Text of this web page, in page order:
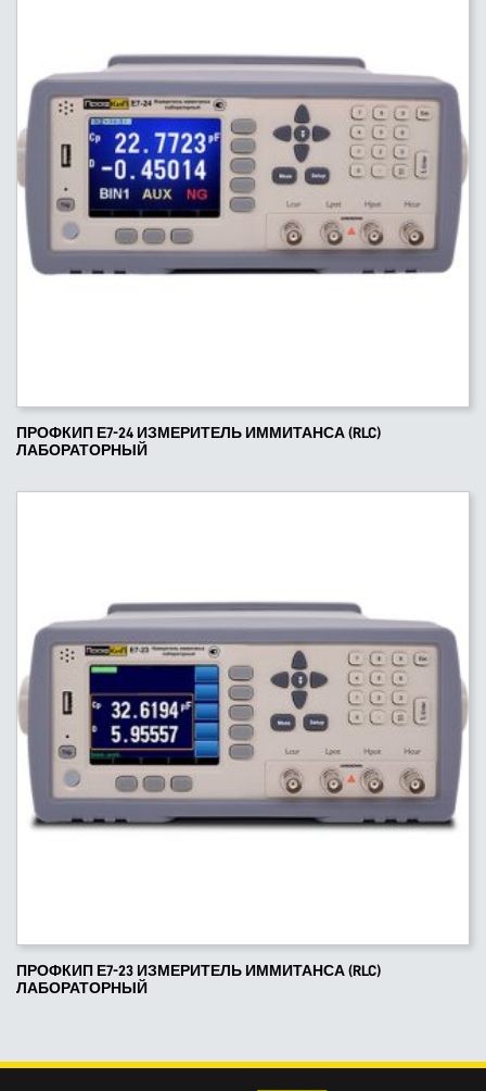
ПРОФКИП Е7-24 ИЗМЕРИТЕЛЬ ИММИТАНСА (RLC)
ЛАБОРАТОРНЫЙ
ПРОФКИП Е7-23 ИЗМЕРИТЕЛЬ ИММИТАНСА (RLC)
ЛАБОРАТОРНЫЙ